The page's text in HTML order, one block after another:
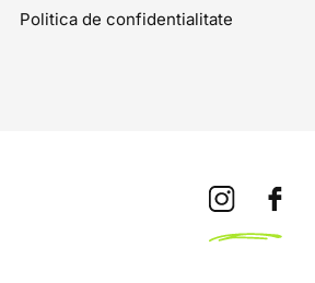
Politica de confidentialitate